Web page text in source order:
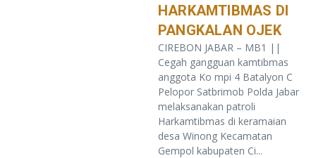
HARKAMTIBMAS DI
PANGKALAN OJEK
CIREBON JABAR – MB1 ||
Cegah gangguan kamtibmas
anggota Ko mpi 4 Batalyon C
Pelopor Satbrimob Polda Jabar
melaksanakan patroli
Harkamtibmas di keramaian
desa Winong Kecamatan
Gempol kabupaten Ci...